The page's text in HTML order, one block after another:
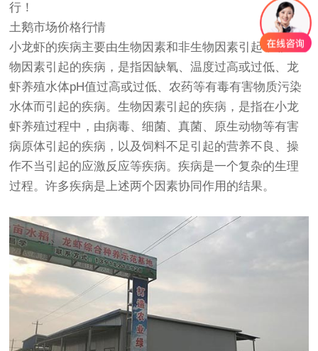
行！
土鹅市场价格行情
小龙虾的疾病主要由生物因素和非生物因素引起，非生
物因素引起的疾病，是指因缺氧、温度过高或过低、龙
虾养殖水体pH值过高或过低、农药等有毒有害物质污染
水体而引起的疾病。生物因素引起的疾病，是指在小龙
虾养殖过程中，由病毒、细菌、真菌、原生动物等有害
病原体引起的疾病，以及饲料不足引起的营养不良、操
作不当引起的应激反应等疾病。疾病是一个复杂的生理
过程。许多疾病是上述两个因素协同作用的结果。